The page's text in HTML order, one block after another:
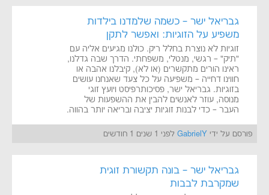
גבריאל ישר – כשמה שלמדנו בילדות
משפיע על הזוגיות: ואפשר לתקן
זוגיות לא נוצרת בחלל ריק. כולנו מגיעים אליה עם
"תיק" – רגשי, מנטלי, משפחתי. הדרך שבה גדלנו,
ראינו הורים מתקשרים (או לא), קיבלנו אהבה או
חווינו דחייה – משפיעה על כל צעד שאנחנו עושים
בזוגיות. גבריאל ישר, פסיכותרפיסט ויועץ זוגי
מנוסה, עוזר לאנשים להבין את ההשפעות של
העבר – כדי לבנות זוגיות יציבה ובריאה יותר בהווה.
פורסם על ידי GabrielY לפני 1 שנים 1 חודשים
גבריאל ישר – בונה תקשורת זוגית
שמקרבת לבבות